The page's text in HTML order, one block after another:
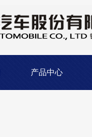
产品中心